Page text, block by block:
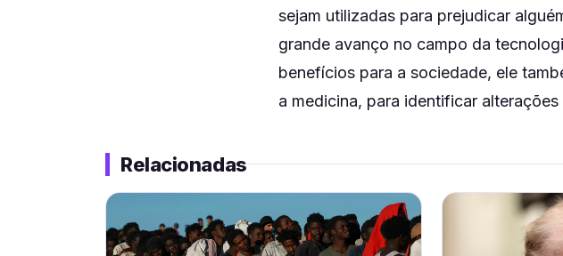
sejam utilizadas para prejudicar
grande avanço no campo da
benefícios para a sociedade, ele
a medicina, para identificar alterações
Relacionadas